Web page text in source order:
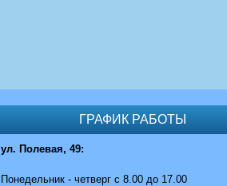
ГРАФИК РАБОТЫ
ул. Полевая, 49:
Понедельник - четверг с 8.00 до 17.00